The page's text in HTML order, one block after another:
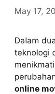
May 17,
Dalam
teknologi
online